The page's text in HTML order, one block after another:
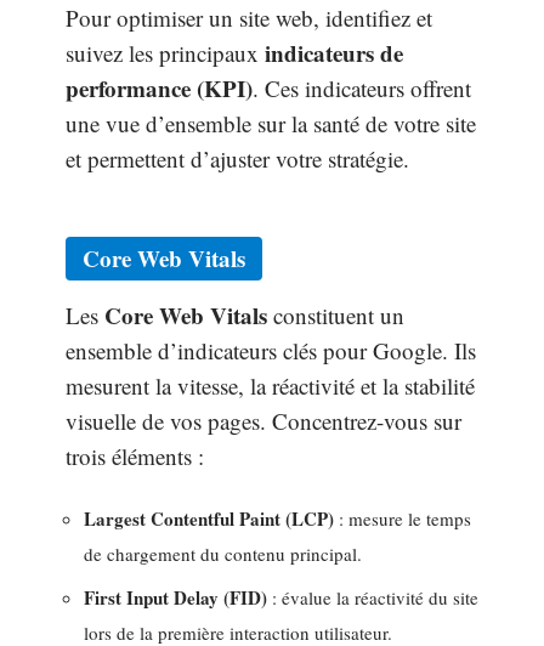
Pour optimiser un site web, identifiez et
suivez les principaux indicateurs de
performance (KPI). Ces indicateurs offrent
une vue d’ensemble sur la santé de votre site
et permettent d’ajuster votre stratégie.
Core Web Vitals
Les Core Web Vitals constituent un
ensemble d’indicateurs clés pour Google. Ils
mesurent la vitesse, la réactivité et la stabilité
visuelle de vos pages. Concentrez-vous sur
trois éléments :
Largest Contentful Paint (LCP) : mesure le temps
de chargement du contenu principal.
First Input Delay (FID) : évalue la réactivité du site
lors de la première interaction utilisateur.